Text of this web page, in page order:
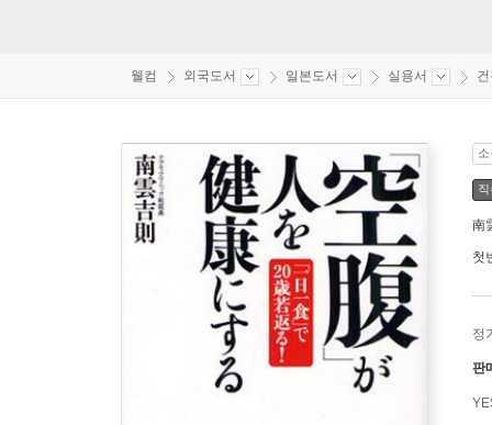
웰컴 외국도서 일본도서 실용서
南
첫
정
판